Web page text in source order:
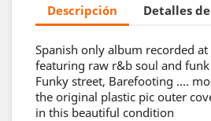
Descripción Detalles
Spanish only album recorded
featuring raw r&b soul and
Funky street, Barefooting ....
the original plastic pic outer
in this beautiful condition